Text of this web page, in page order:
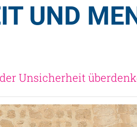
UND
Unsicherheit